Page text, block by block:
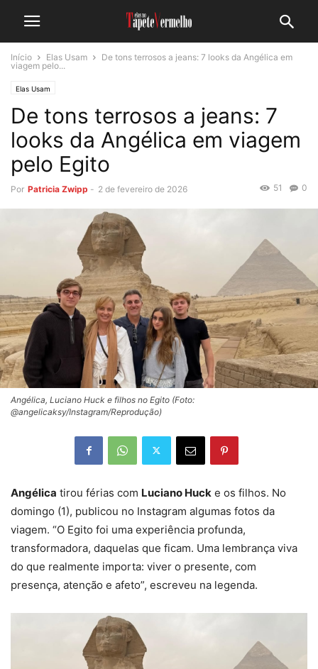
Início Elas Usam
De tons terrosos a jeans: 7 looks da Angélica em
viagem pelo...
Elas Usam
De tons terrosos a jeans: 7
looks da Angélica em viagem
pelo Egito
Por Patricia Zwipp - 2 de fevereiro de 2026 0
51
Angélica, Luciano Huck e filhos no Egito (Foto:
@angelicaksy/Instagram/Reprodução)
Angélica tirou férias com Luciano Huck e os filhos. No
domingo (1), publicou no Instagram algumas fotos da
viagem. “O Egito foi uma experiência profunda,
transformadora, daquelas que ficam. Uma lembrança viva
do que realmente importa: viver o presente, com
presença, atenção e afeto”, escreveu na legenda.